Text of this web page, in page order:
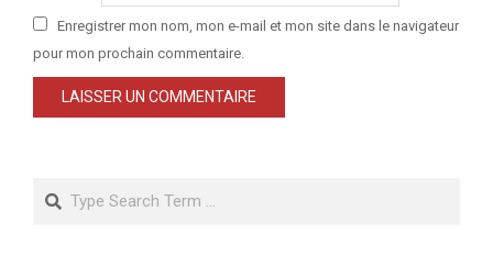
Enregistrer mon nom, mon e-mail et mon site dans le navigateur
pour mon prochain commentaire.
Search